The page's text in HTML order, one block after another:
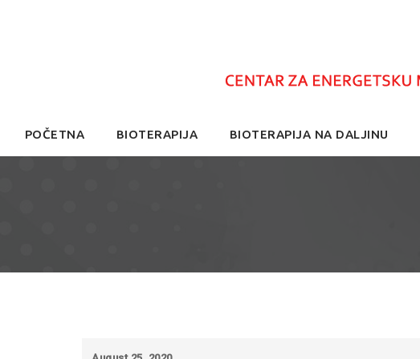
content
POČETNA BIOTERAPIJA BIOTERAPIJA NA DALJINU